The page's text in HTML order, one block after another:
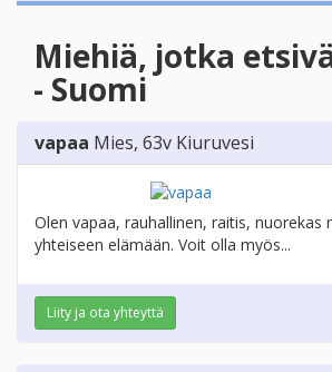
Miehiä, jotka
- Suomi
vapaa Mies, 63v Kiuruvesi
Olen vapaa, rauhallinen, raitis, nuorekas
yhteiseen elämään. Voit olla myös...
Liity ja ota yhteyttä